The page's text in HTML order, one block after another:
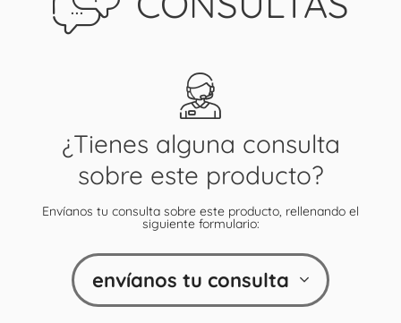
¿Tienes alguna consulta
sobre este producto?
Envíanos tu consulta sobre este producto, rellenando el
siguiente formulario:
envíanos tu consulta